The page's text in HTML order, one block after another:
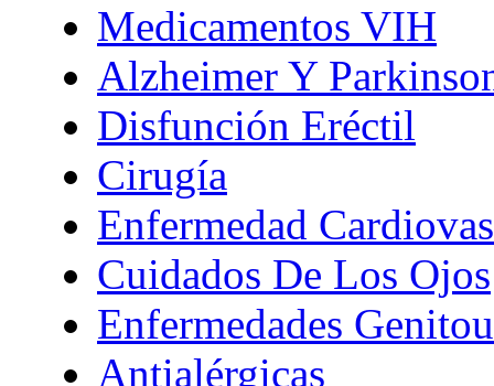
Medicamentos VIH
Alzheimer Y
Disfunción Eréctil
Cirugía
Enfermedad
Cuidados De Los Ojos
Enfermedades
Antialérgicas